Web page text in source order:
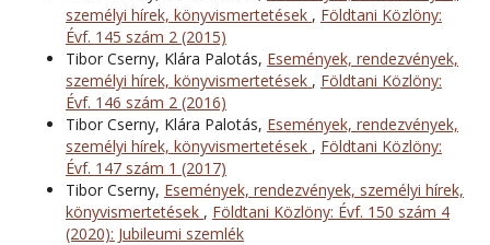
személyi hírek, könyvismertetések , Földtani Közlöny:
Évf. 145 szám 2 (2015)
Tibor Cserny, Klára Palotás, Események, rendezvények,
személyi hírek, könyvismertetések , Földtani Közlöny:
Évf. 146 szám 2 (2016)
Tibor Cserny, Klára Palotás, Események, rendezvények,
személyi hírek, könyvismertetések , Földtani Közlöny:
Évf. 147 szám 1 (2017)
Tibor Cserny, Események, rendezvények, személyi hírek,
könyvismertetések , Földtani Közlöny: Évf. 150 szám 4
(2020): Jubileumi szemlék